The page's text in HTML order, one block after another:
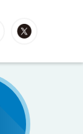
Mail